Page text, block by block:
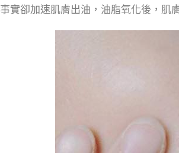
事實卻加速肌膚出油，油脂氧化後，肌